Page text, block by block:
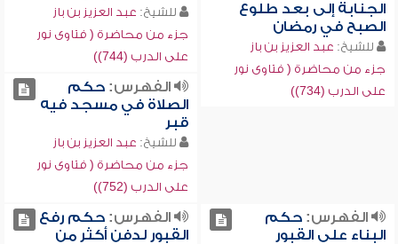
الجنابة إلى بعد طلوع
الصبح في رمضان
للشيخ: عبد العزيز بن باز
جزء من محاضرة ( فتاوى نور
على الدرب (734))
للشيخ: عبد العزيز بن باز
جزء من محاضرة ( فتاوى نور
على الدرب (744))
الفهرس:حكم
الصلاة في مسجد فيه
قبر
للشيخ: عبد العزيز بن باز
جزء من محاضرة ( فتاوى نور
على الدرب (752))
الفهرس:حكم
البناء على القبور
الفهرس:حكم رفع
القبور لدفن أكثر من